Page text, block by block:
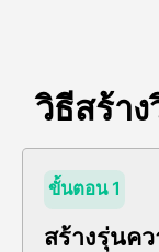
วิธีสร้า
ขั้นตอน 1
สร้างรุ่นค